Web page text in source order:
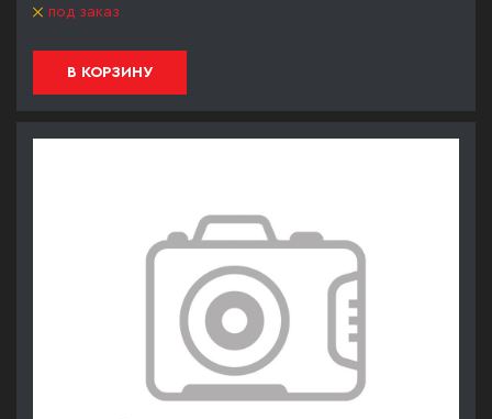
под заказ
В КОРЗИНУ